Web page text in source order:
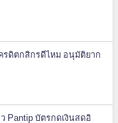
รดิตกสิกรดีไหม อนุมัติยาก
Pantip บัตรกดเงินสดอิ